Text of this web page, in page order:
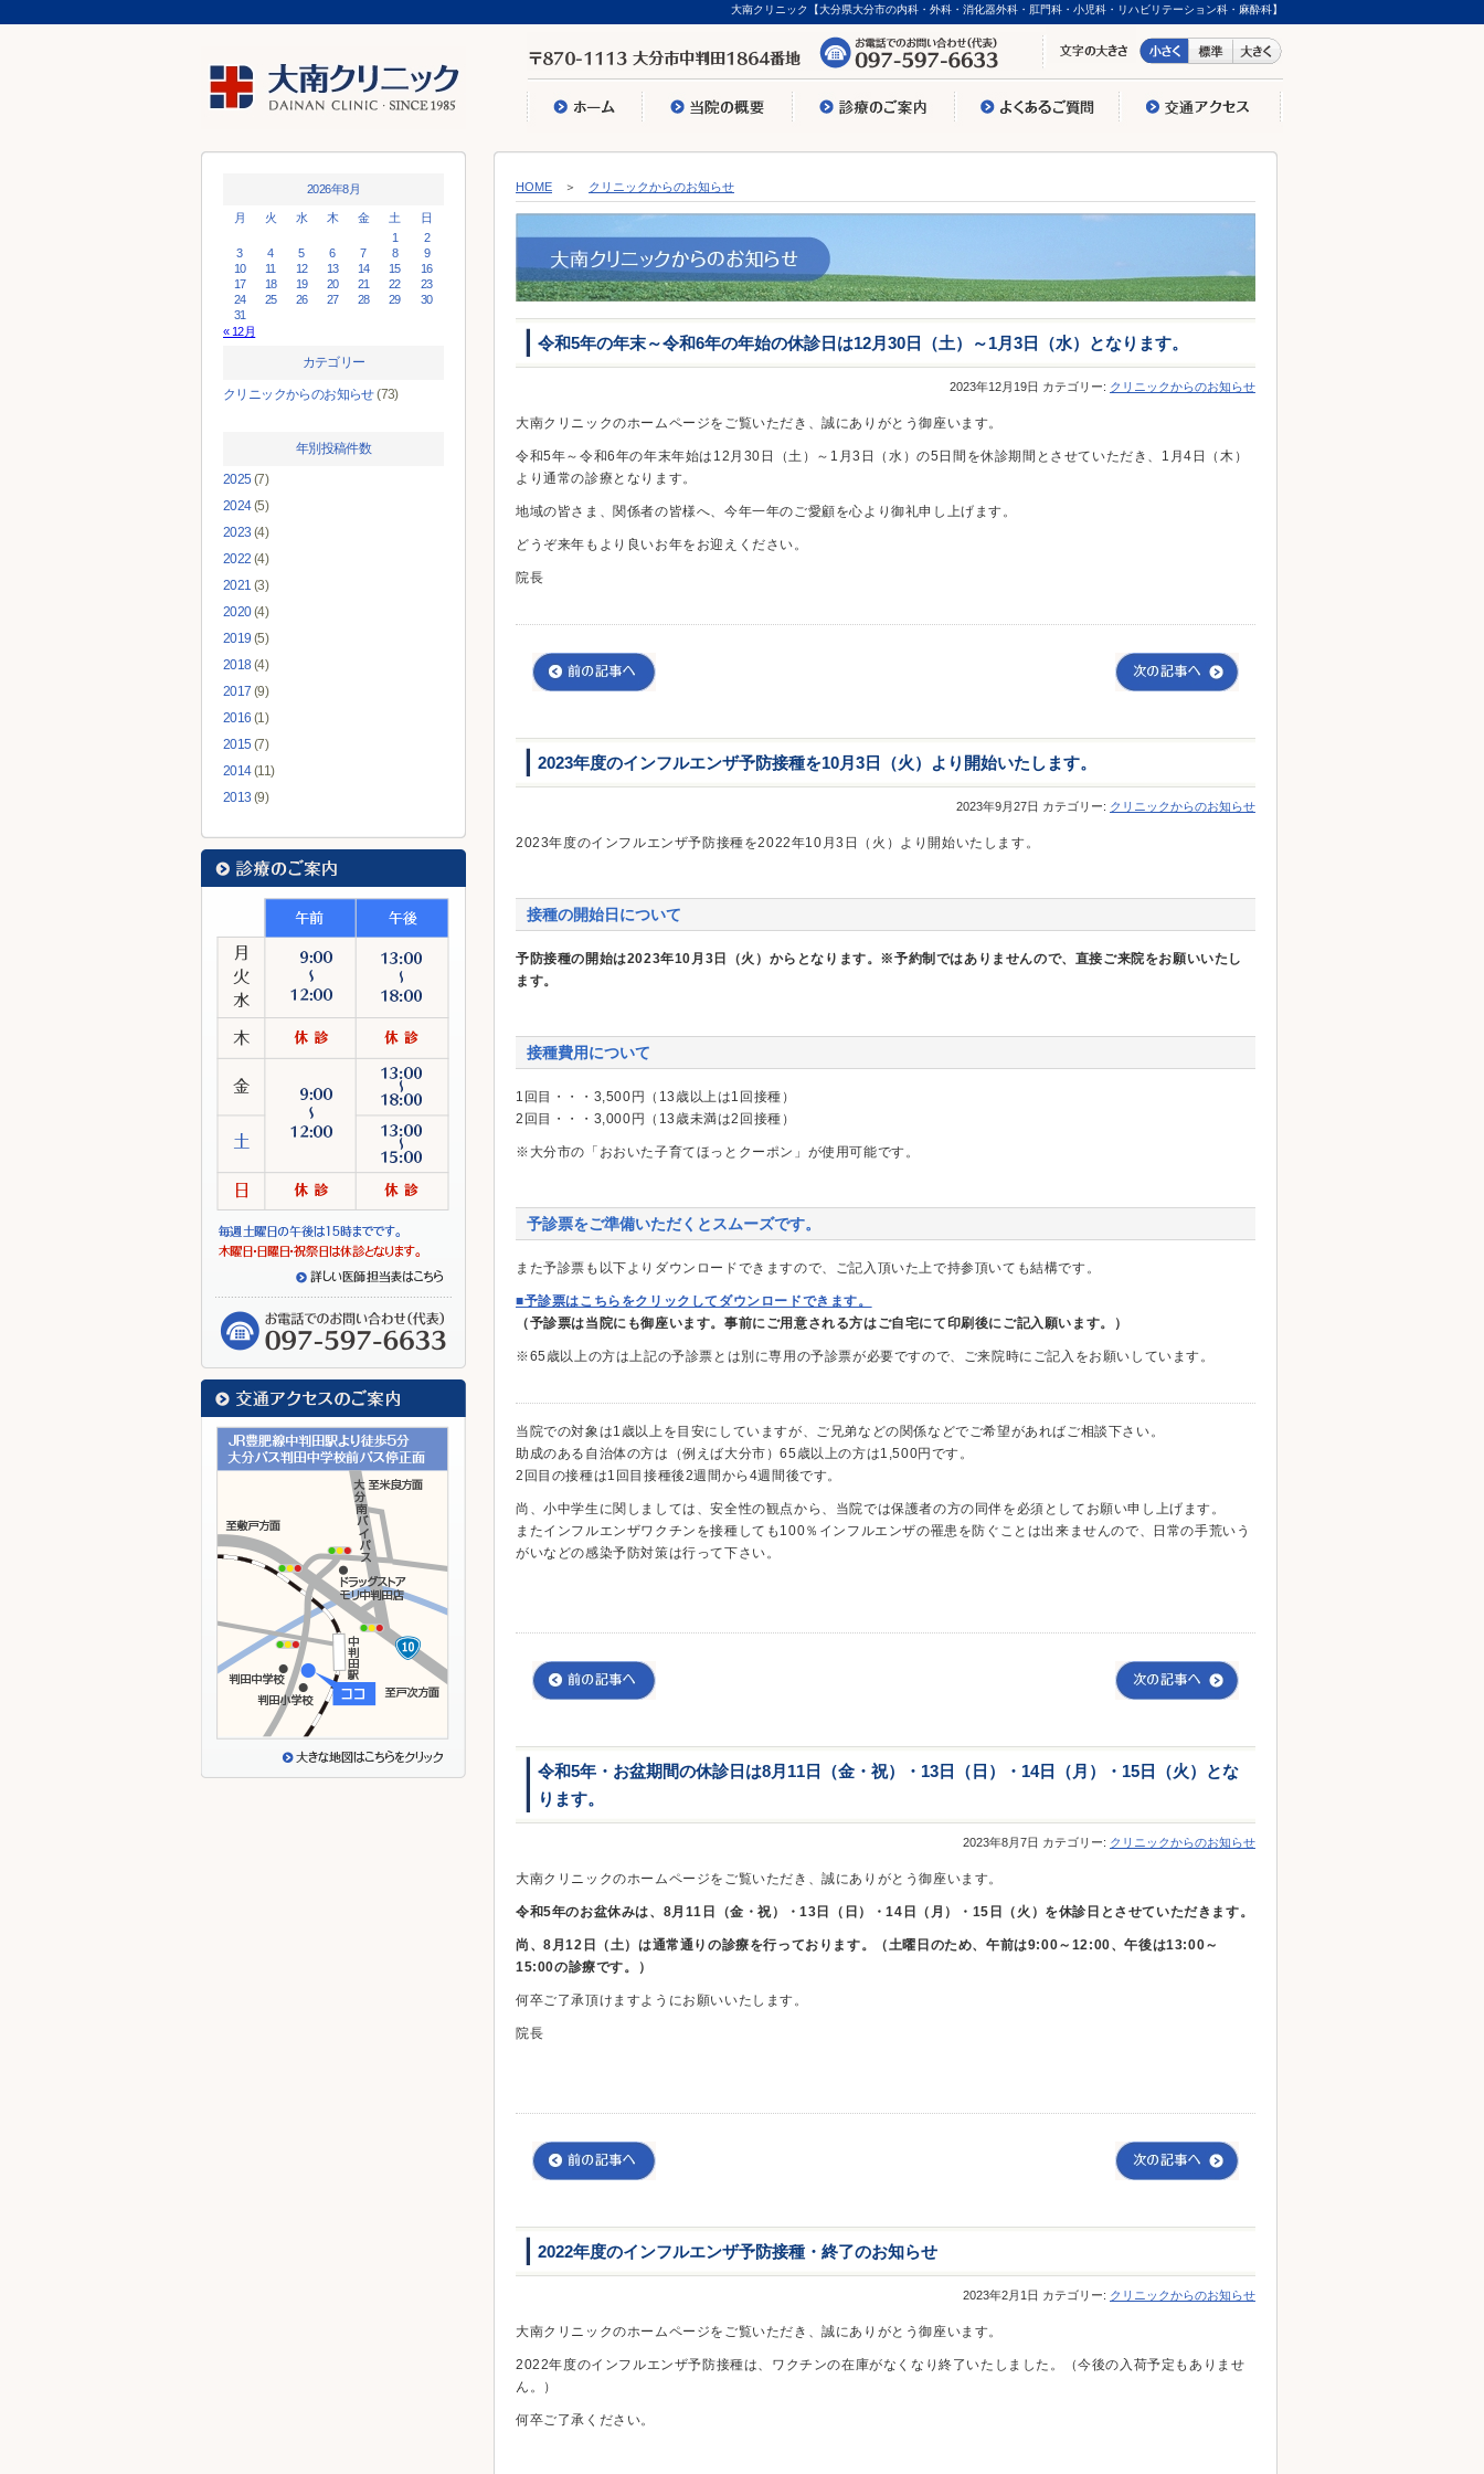
大南クリニック【大分県大分市の内科・外科・消化器外科・肛門科・小児科・リハビリテーション科・麻酔科】
2026年8月
月 火 水 木 金 土
日
1
2
3
4 5 6 7 8
9
10
11 12 13 14 15
16
17
18 19 20 21 22
23
24
25 26 27 28 29
30
31
« 12月
カテゴリー
クリニックからのお知らせ(73)
年別投稿件数
2025 (7)
2024(5)
2023 (4)
2022 (4)
2021 (3)
2020(4)
2019 (5)
2018(4)
2017 (9)
2016 (1)
2015 (7)
2014(11)
2013 (9)
HOME ＞ クリニックからのお知らせ
令和5年の年末～令和6年の年始の休診日は12月30日（土）～1月3日（水）となります。
2023年12月19日 カテゴリー: クリニックからのお知らせ
大南クリニックのホームページをご覧いただき、誠にありがとう御座います。
令和5年～令和6年の年末年始は12月30日（土）～1月3日（水）の5日間を休診期間とさせていただき、1月4日（木）
より通常の診療となります。
地域の皆さま、関係者の皆様へ、今年一年のご愛顧を心より御礼申し上げます。
どうぞ来年もより良いお年をお迎えください。
院長
2023年度のインフルエンザ予防接種を10月3日（火）より開始いたします。
2023年9月27日 カテゴリー: クリニックからのお知らせ
2023年度のインフルエンザ予防接種を2022年10月3日（火）より開始いたします。
接種の開始日について
予防接種の開始は2023年10月3日（火）からとなります。※予約制ではありませんので、直接ご来院をお願いいたし
ます。
接種費用について
1回目・・・3,500円（13歳以上は1回接種）
2回目・・・3,000円（13歳未満は2回接種）
※大分市の「おおいた子育てほっとクーポン」が使用可能です。
予診票をご準備いただくとスムーズです。
また予診票も以下よりダウンロードできますので、ご記入頂いた上で持参頂いても結構です。
■予診票はこちらをクリックしてダウンロードできます。
（予診票は当院にも御座います。事前にご用意される方はご自宅にて印刷後にご記入願います。）
※65歳以上の方は上記の予診票とは別に専用の予診票が必要ですので、ご来院時にご記入をお願いしています。
当院での対象は1歳以上を目安にしていますが、ご兄弟などの関係などでご希望があればご相談下さい。
助成のある自治体の方は（例えば大分市）65歳以上の方は1,500円です。
2回目の接種は1回目接種後2週間から4週間後です。
尚、小中学生に関しましては、安全性の観点から、当院では保護者の方の同伴を必須としてお願い申し上げます。
またインフルエンザワクチンを接種しても100％インフルエンザの罹患を防ぐことは出来ませんので、日常の手荒いう
がいなどの感染予防対策は行って下さい。
令和5年・お盆期間の休診日は8月11日（金・祝）・13日（日）・14日（月）・15日（火）とな
ります。
2023年8月7日 カテゴリー: クリニックからのお知らせ
大南クリニックのホームページをご覧いただき、誠にありがとう御座います。
令和5年のお盆休みは、8月11日（金・祝）・13日（日）・14日（月）・15日（火）を休診日とさせていただきます。
尚、8月12日（土）は通常通りの診療を行っております。（土曜日のため、午前は9:00～12:00、午後は13:00～
15:00の診療です。）
何卒ご了承頂けますようにお願いいたします。
院長
2022年度のインフルエンザ予防接種・終了のお知らせ
2023年2月1日 カテゴリー: クリニックからのお知らせ
大南クリニックのホームページをご覧いただき、誠にありがとう御座います。
2022年度のインフルエンザ予防接種は、ワクチンの在庫がなくなり終了いたしました。（今後の入荷予定もありませ
ん。）
何卒ご了承ください。